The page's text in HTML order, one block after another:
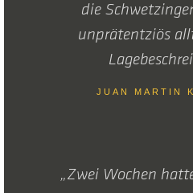
die
unprätentziös
JUAN MARTIN
„Zwei Wochen